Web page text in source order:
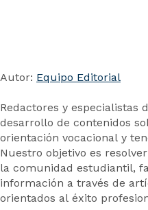
Autor: Equipo Editorial
Redactores y especialistas
desarrollo de contenidos
orientación vocacional y
Nuestro objetivo es
la comunidad estudiantil,
información a través de
orientados al éxito